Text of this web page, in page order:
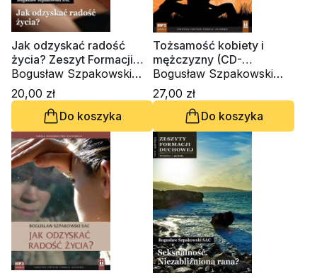
Jak odzyskać radość
życia? Zeszyt Formacji
Duchowej nr 59
Bogusław Szpakowski
SAC
20,00 zł
Do koszyka
Tożsamość kobiety i
mężczyzny (CD-
audiobook)
Bogusław Szpakowski
SAC, Elżbieta Gleba,
Małgorzata Mierzwa-
Hudzik
27,00 zł
Do koszyka